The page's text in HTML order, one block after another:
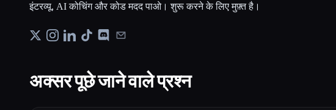
इंटरव्यू, AI कोचिंग और कोड मदद पाओ। शुरू करने के लिए मुफ़्त है।
अक्सर पूछे जाने वाले प्रश्न